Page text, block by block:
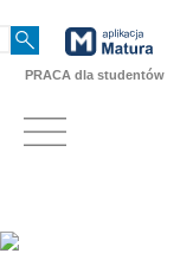
PRACA dla studentów